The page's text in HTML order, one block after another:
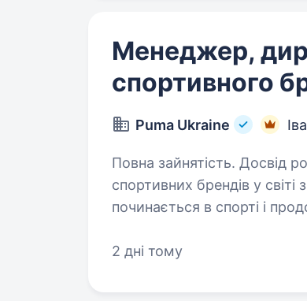
Менеджер,
спортивного
Puma Ukraine
Повна зайнятість. Досвід роботи від 2
спортивних брендів у світі
починається в спорті і
2 дні тому